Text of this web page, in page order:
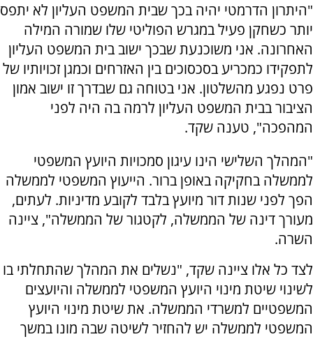
"היתרון הדרמטי יהיה בכך שבית המשפט העליון לא יתפס
יותר כשחקן פעיל במגרש הפוליטי שלו שמורה המילה
האחרונה. אני משוכנעת שבכך ישוב בית המשפט העליון
לתפקידו כמכריע בסכסוכים בין האזרחים וכמגן זכויותיו של
פרט נפגע מהשלטון. אני בטוחה גם שבדרך זו ישוב אמון
הציבור בבית המשפט העליון לרמה בה היה לפני
המהפכה", טענה שקד.
"המהלך השלישי הינו עיגון סמכויות היועץ המשפטי
לממשלה בחקיקה באופן ברור. הייעוץ המשפטי לממשלה
הפך לפני שנות דור מיועץ בלבד לקובע מדיניות. לעתים,
מעורך דינה של הממשלה, לקטגור של הממשלה", ציינה
השרה.
לצד כל אלו ציינה שקד, "נשלים את המהלך שהתחלתי בו
לשינוי שיטת מינוי היועץ המשפטי לממשלה והיועצים
המשפטיים למשרדי הממשלה. את שיטת מינוי היועץ
המשפטי לממשלה יש להחזיר לשיטה שבה מונו במשך